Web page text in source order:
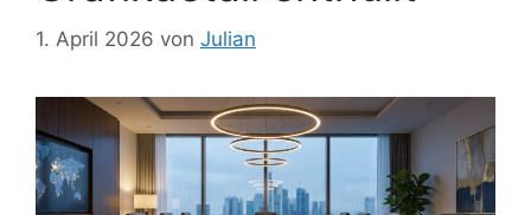
1. April 2026 von Julian